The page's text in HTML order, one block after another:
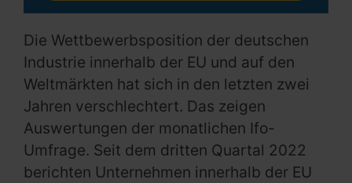
Die Wettbewerbsposition der deutschen
Industrie innerhalb der EU und auf den
Weltmärkten hat sich in den letzten zwei
Jahren verschlechtert. Das zeigen
Auswertungen der monatlichen Ifo-
Umfrage. Seit dem dritten Quartal 2022
berichten Unternehmen innerhalb der EU